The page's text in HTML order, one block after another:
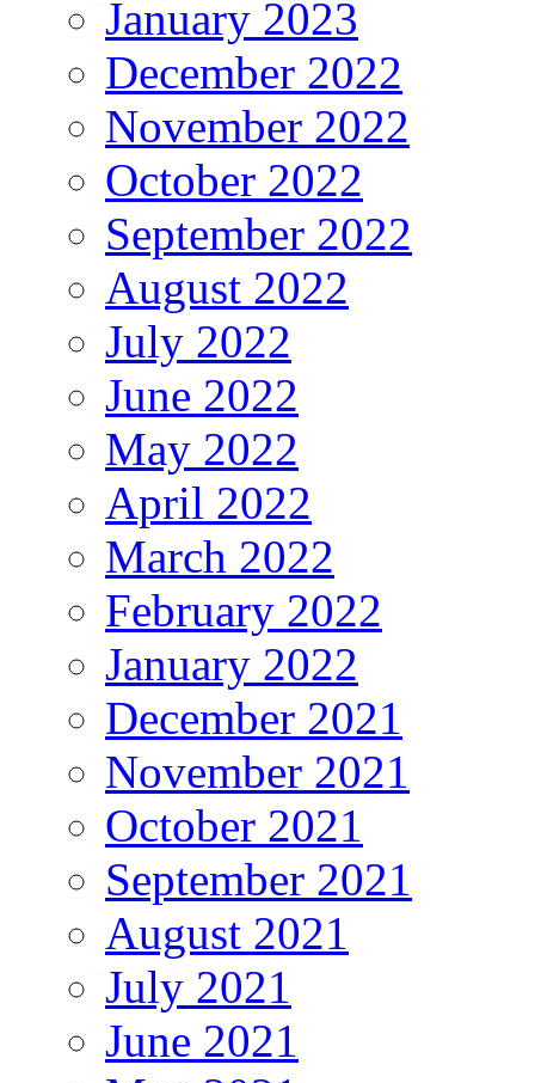
January 2023
December 2022
November 2022
October 2022
September 2022
August 2022
July 2022
June 2022
May 2022
April 2022
March 2022
February 2022
January 2022
December 2021
November 2021
October 2021
September 2021
August 2021
July 2021
June 2021